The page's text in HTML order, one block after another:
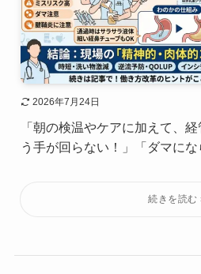
2026年7月24日
「朝の検温やケアに加えて、
う手が回らない！」「ダマにな